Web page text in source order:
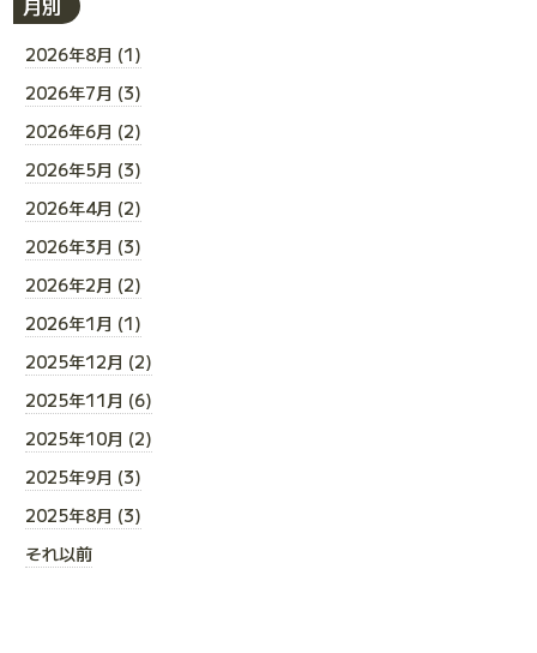
2026年8月 (1)
2026年7月 (3)
2026年6月 (2)
2026年5月 (3)
2026年4月 (2)
2026年3月 (3)
2026年2月 (2)
2026年1月 (1)
2025年12月 (2)
2025年11月 (6)
2025年10月 (2)
2025年9月 (3)
2025年8月 (3)
それ以前